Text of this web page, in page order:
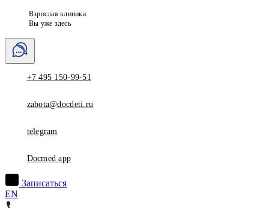
Взрослая клиника
Вы уже здесь
+7 495 150-99-51
zabota@docdeti.ru
telegram
Docmed app
Записаться
EN